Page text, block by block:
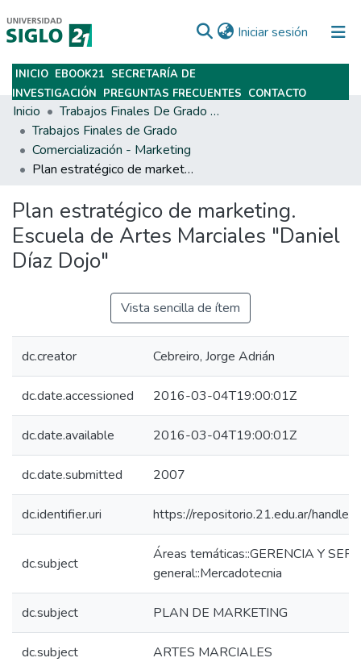
Iniciar sesión (current)
Subir
INICIO EBOOK21 SECRETARÍA DE
INVESTIGACIÓN PREGUNTAS FRECUENTES CONTACTO
Inicio
Trabajos Finales De Grado Y Posgrado
Trabajos Finales de Grado
Comercialización - Marketing
Plan estratégico de marketing. Escuela de Artes Marciales "Daniel Díaz Dojo"
Plan estratégico de marketing.
Escuela de Artes Marciales "Daniel
Díaz Dojo"
Vista sencilla de ítem
dc.creator Cebreiro, Jorge Adrián
dc.date.accessioned 2016-03-04T19:00:01Z
dc.date.available 2016-03-04T19:00:01Z
dc.date.submitted 2007
dc.identifier.uri https://repositorio.21.edu.ar/
dc.subject
Áreas temáticas::GERENCIA Y
general::Mercadotecnia
dc.subject PLAN DE MARKETING
dc.subject ARTES MARCIALES